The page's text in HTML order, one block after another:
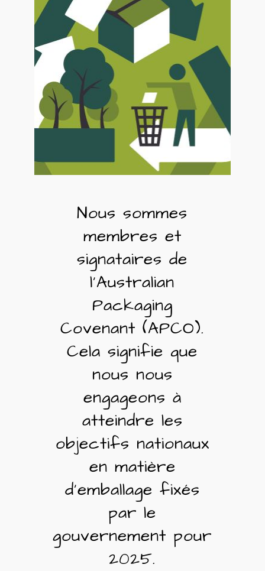
Nous sommes
membres et
signataires de
l'Australian
Packaging
Covenant (APCO).
Cela signifie que
nous nous
engageons à
atteindre les
objectifs nationaux
en matière
d'emballage fixés
par le
gouvernement pour
2025.